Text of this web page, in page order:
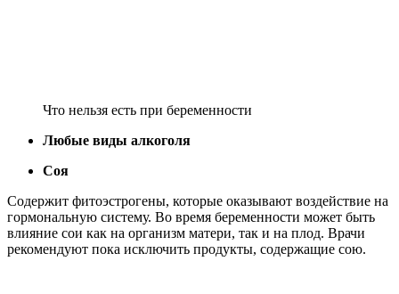
Что нельзя есть при беременности
Любые виды алкоголя
Соя
Содержит фитоэстрогены, которые оказывают воздействие на
гормональную систему. Во время беременности может быть
влияние сои как на организм матери, так и на плод. Врачи
рекомендуют пока исключить продукты, содержащие сою.